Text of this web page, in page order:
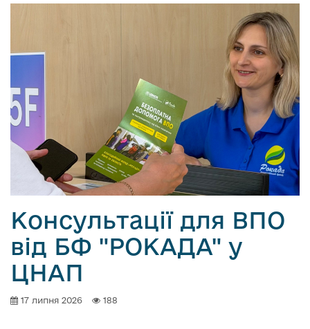
Консультації для ВПО
від БФ "РОКАДА" у
ЦНАП
17 липня 2026 188